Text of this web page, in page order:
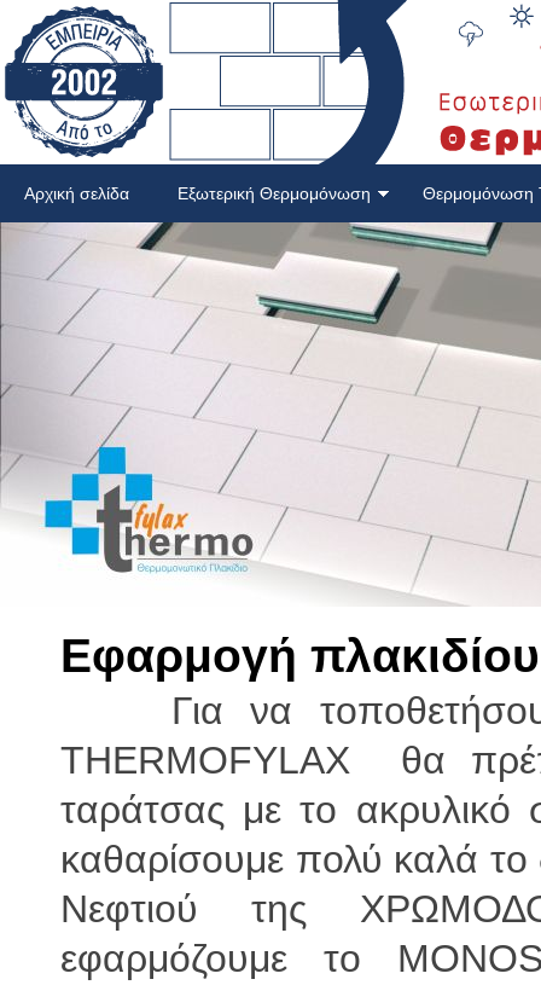
Αρχική σελίδα Εξωτερική Θερμομόνωση Θερμομόνωση
Εφαρμογή πλακιδίου
Για να
THERMOFYLAX θα
ταράτσας με το ακρυλικό
καθαρίσουμε πολύ καλά
Νεφτιού της
εφαρμόζουμε το